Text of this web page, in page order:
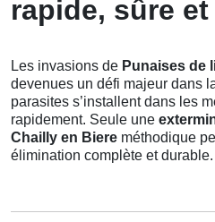
rapide, sûre
Les invasions de Punaises de
devenues un défi majeur dans
parasites s’installent dans les
rapidement. Seule une
Chailly en Biere méthodique
élimination complète et durable.